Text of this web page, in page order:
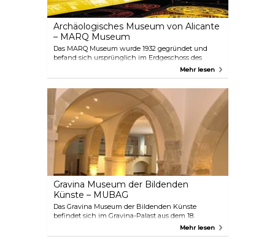
Archäologisches Museum von Alicante
– MARQ Museum
Das MARQ Museum wurde 1932 gegründet und
befand sich ursprünglich im Erdgeschoss des
Gebäudes des Provinzrats an der Avenida de la
Estación in Alicante. Im Jahr 2002 wurde es in das
San Juan de Dios verlegt. Wenn Sie dieses
hochinnovative und visuelle Museum besuchen,
können Sie einen avantgardistischen Ansatz der
Archäologie genießen, der durch moderne
audiovisuelle Techniken unterstützt wird. Die
Exponate reichen vom Paläolithikum bis zur
zeitgenössischen modernen Kultur.
Mehr lesen
Gravina Museum der Bildenden
Künste – MUBAG
Das Gravina Museum der Bildenden Künste
befindet sich im Gravina-Palast aus dem 18.
Jahrhundert, der einst dem Grafen von Lumiares
gehörte und das Provinzarchiv beherbergte. Es
Mehr lesen